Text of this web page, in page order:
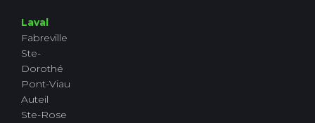
Laval
Fabreville
Ste-
Dorothé
Pont-Viau
Auteil
Ste-Rose